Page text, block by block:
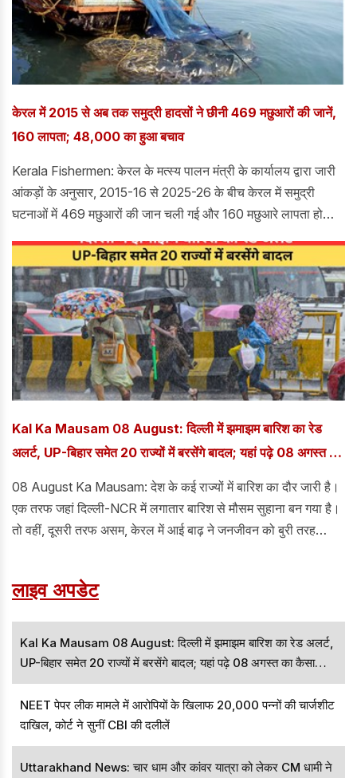
केरल में 2015 से अब तक समुद्री हादसों ने छीनी 469 मछुआरों की जानें,
160 लापता; 48,000 का हुआ बचाव
Kerala Fishermen: केरल के मत्स्य पालन मंत्री के कार्यालय द्वारा जारी
आंकड़ों के अनुसार, 2015-16 से 2025-26 के बीच केरल में समुद्री
घटनाओं में 469 मछुआरों की जान चली गई और 160 मछुआरे लापता हो
Kal Ka Mausam 08 August: दिल्ली में झमाझम बारिश का रेड
अलर्ट, UP-बिहार समेत 20 राज्यों में बरसेंगे बादल; यहां पढ़े 08 अगस्त का
08 August Ka Mausam: देश के कई राज्यों में बारिश का दौर जारी है।
एक तरफ जहां दिल्ली-NCR में लगातार बारिश से मौसम सुहाना बन गया है।
तो वहीं, दूसरी तरफ असम, केरल में आई बाढ़ ने जनजीवन को बुरी तरह
लाइव अपडेट
Kal Ka Mausam 08 August: दिल्ली में झमाझम बारिश का रेड अलर्ट,
UP-बिहार समेत 20 राज्यों में बरसेंगे बादल; यहां पढ़े 08 अगस्त का कैसा
रहेगा मौसम
NEET पेपर लीक मामले में आरोपियों के खिलाफ 20,000 पन्नों की चार्जशीट
दाखिल, कोर्ट ने सुनीं CBI की दलीलें
Uttarakhand News: चार धाम और कांवर यात्रा को लेकर CM धामी ने